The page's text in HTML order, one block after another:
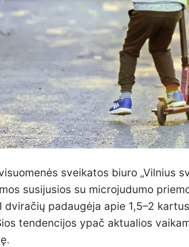
sveikatos biuro „Vilnius
susijusios su microjudumo
padaugėja apie 1,5–2
tendencijos ypač aktualios